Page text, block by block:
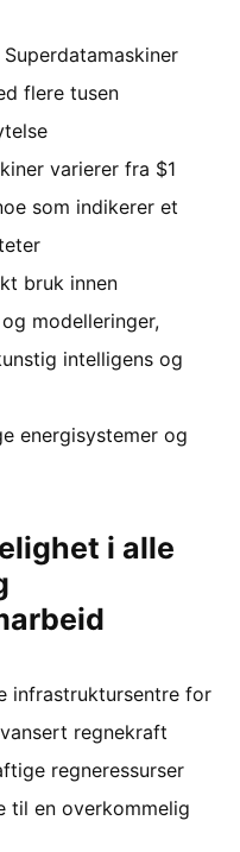
flere tusen
varierer fra $1
som indikerer et
bruk innen
modelleringer,
intelligens og
energisystemer og
i alle
infrastruktursentre for
regnekraft
regneressurser
til en overkommelig